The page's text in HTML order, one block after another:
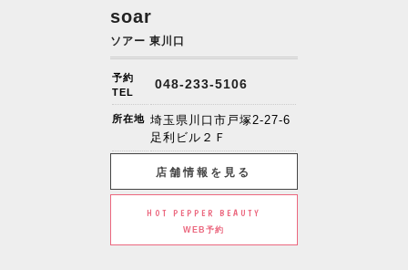
soar
ソアー 東川口
予約
TEL
048-233-5106
所在地 埼玉県川口市戸塚2-27-6
足利ビル２Ｆ
店舗情報を見る
HOT PEPPER BEAUTY
WEB予約